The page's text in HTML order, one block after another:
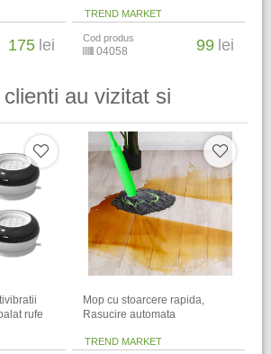
175 lei
TREND MARKET
Cod produs
04058 99 lei
au vizitat si
rufe
Mop cu stoarcere rapida,
Rasucire automata
TREND MARKET